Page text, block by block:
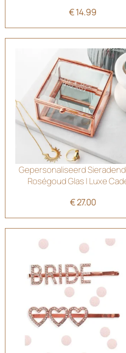
€14.99
Gepersonaliseerd
Roségoud Glas | Luxe
€27.00